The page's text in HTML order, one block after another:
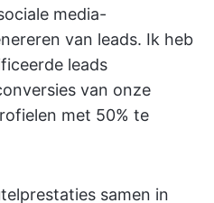
media-
van leads. Ik heb
leads
van onze
met 50% te
samen in